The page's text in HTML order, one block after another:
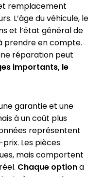
remplacement
L’âge du véhicule, le
et l’état général de
prendre en compte.
réparation peut
importants, le
garantie et une
à un coût plus
représentent
Les pièces
mais comportent
Chaque optiona